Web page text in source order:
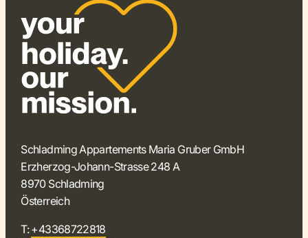
Schladming Appartements Maria Gruber GmbH
Erzherzog-Johann-Strasse 248 A
8970 Schladming
Österreich
T:+43368722818